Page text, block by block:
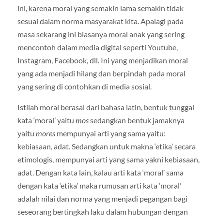
ini, karena moral yang semakin lama semakin tidak
sesuai dalam norma masyarakat kita. Apalagi pada
masa sekarang ini biasanya moral anak yang sering
mencontoh dalam media digital seperti Youtube,
Instagram, Facebook, dll. Ini yang menjadikan moral
yang ada menjadi hilang dan berpindah pada moral
yang sering di contohkan di media sosial.
Istilah moral berasal dari bahasa latin, bentuk tunggal
kata ‘moral’ yaitu mossedangkan bentuk jamaknya
yaitu mores mempunyai arti yang sama yaitu:
kebiasaan, adat. Sedangkan untuk makna ‘etika’ secara
etimologis, mempunyai arti yang sama yakni kebiasaan,
adat. Dengan kata lain, kalau arti kata ‘moral’ sama
dengan kata ‘etika’ maka rumusan arti kata ‘moral’
adalah nilai dan norma yang menjadi pegangan bagi
seseorang bertingkah laku dalam hubungan dengan